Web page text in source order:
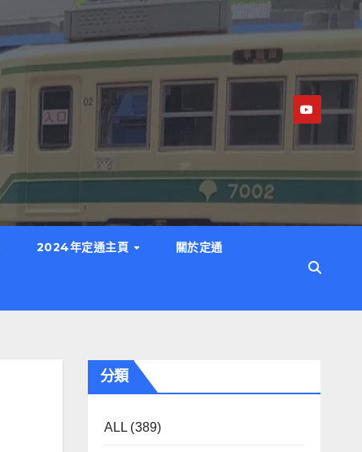
2024年定通主頁 關於定通
分類
ALL (389)